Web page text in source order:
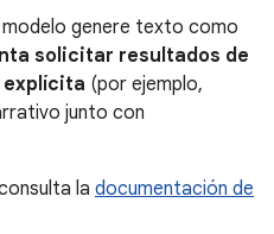
modelo genere texto como
solicitar resultados de
(por ejemplo,
junto con
la documentación de